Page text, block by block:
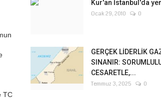
TC
Kur'an İstanbul'da
Ocak 29, 2010 0
GERÇEK LİDERLİK
SINANIR:
CESARETLE,...
Temmuz 3, 2025 0